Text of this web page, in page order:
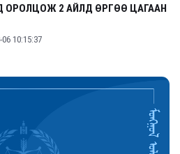
ОРОЛЦОЖ 2 АЙЛД ӨРГӨӨ ЦАГААН
06 10:15:37